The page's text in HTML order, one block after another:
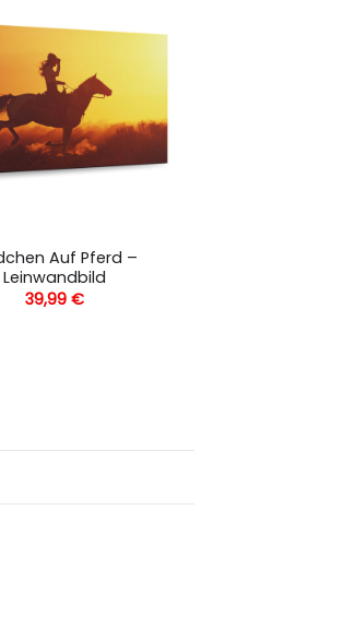
Auf Pferd –
Leinwandbild
39,99 €